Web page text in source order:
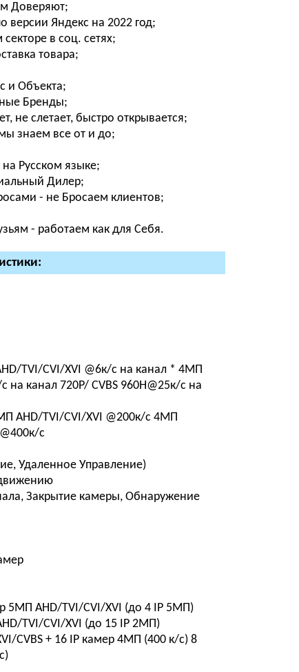
Доверяют;
Яндекс на 2022 год;
в соц. сетях;
товара;
и Объекта;
Бренды;
не слетает, быстро открывается;
знаем все от и до;
Русском языке;
Дилер;
- не Бросаем клиентов;
- работаем как для Себя.
TVI/CVI/XVI @6к/с на канал * 4MП
на канал 720P/ CVBS 960Н@25к/с на
AHD/TVI/CVI/XVI @200к/c 4MП
c
Удаленное Управление)
Закрытие камеры, Обнаружение
AHD/TVI/CVI/XVI (до 4 IP 5МП)
TVI/CVI/XVI (до 15 IP 2МП)
CVBS + 16 IP камер 4MП (400 к/с) 8